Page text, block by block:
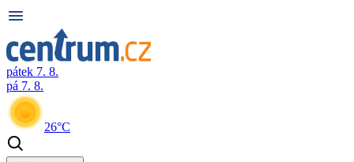
pátek 7. 8.
pá 7. 8.
26°C